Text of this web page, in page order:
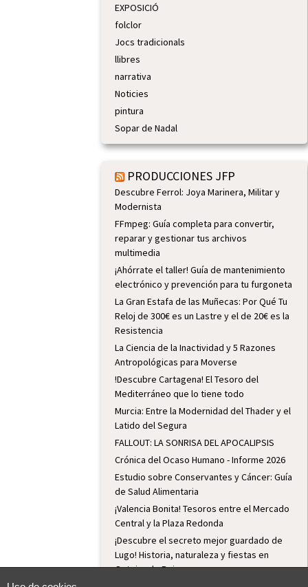
EXPOSICIÓ
folclor
Jocs tradicionals
llibres
narrativa
Noticies
pintura
Sopar de Nadal
PRODUCCIONES JFP
Descubre Ferrol: Joya Marinera, Militar y
Modernista
FFmpeg: Guía completa para convertir,
reparar y gestionar tus archivos
multimedia
¡Ahórrate el taller! Guía de mantenimiento
electrónico y prevención para tu furgoneta
La Gran Estafa de las Muñecas: Por Qué Tu
Reloj de 300€ es un Lastre y el de 20€ es la
Resistencia
La Ciencia de la Inactividad y 5 Razones
Antropológicas para Moverse
!Descubre Cartagena! El Tesoro del
Mediterráneo que lo tiene todo
Murcia: Entre la Modernidad del Thader y el
Latido del Segura
FALLOUT: LA SONRISA DEL APOCALIPSIS
Crónica del Ocaso Humano - Informe 2026
Estudio sobre Conservantes y Cáncer: Guía
de Salud Alimentaria
¡Valencia Bonita! Tesoros entre el Mercado
Central y la Plaza Redonda
¡Descubre el secreto mejor guardado de
Lugo! Historia, naturaleza y fiestas en
Outeiro de Rei